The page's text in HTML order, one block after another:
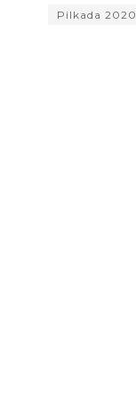
Pilkada 2020